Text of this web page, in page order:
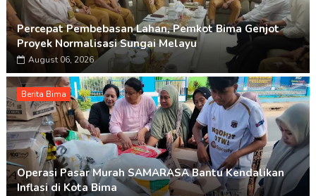
Percepat Pembebasan Lahan, Pemkot Bima Genjot
Proyek Normalisasi Sungai Melayu
August 06, 2026
Berita Bima
Operasi Pasar Murah SAMARASA Bantu Kendalikan
Inflasi di Kota Bima